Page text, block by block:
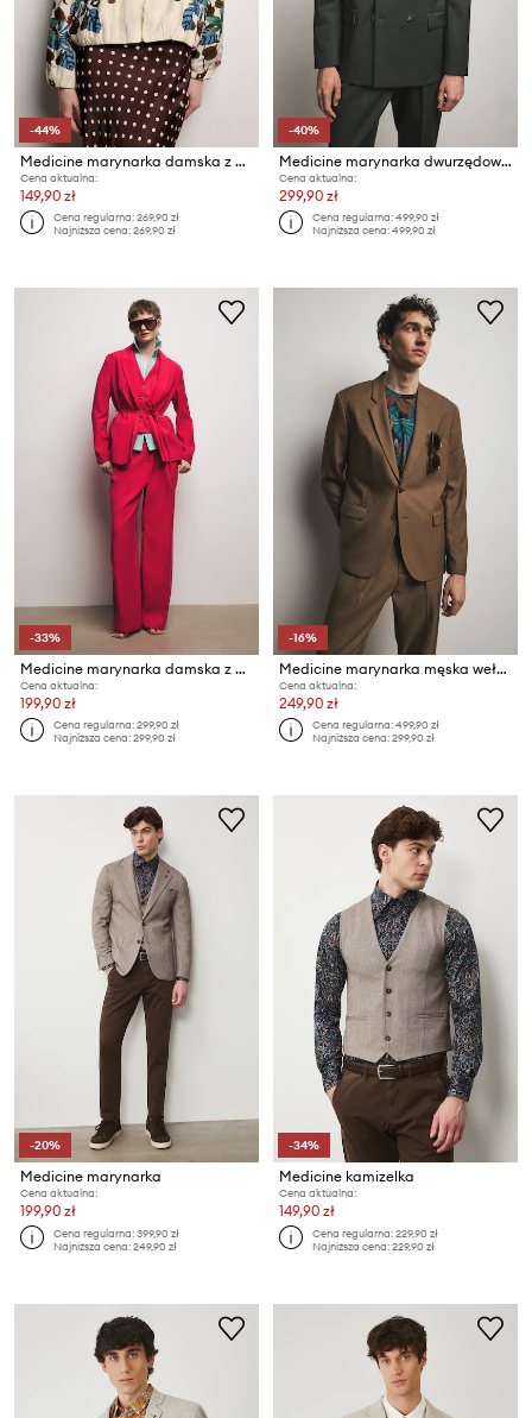
-44%
Medicine marynarka damska z wiskozy
Cena aktualna:
149,90 zł
Cena regularna:269,90 zł
Najniższa cena:269,90 zł
-40%
Medicine marynarka dwurzędowa męska z dodatkiem wełny
Cena aktualna:
299,90 zł
Cena regularna:499,90 zł
Najniższa cena:499,90 zł
-33%
Medicine marynarka damska z wiskozą
Cena aktualna:
199,90 zł
Cena regularna:299,90 zł
Najniższa cena:299,90 zł
-16%
Medicine marynarka męska wełniana
Cena aktualna:
249,90 zł
Cena regularna:499,90 zł
Najniższa cena:299,90 zł
-20%
Medicine marynarka
Cena aktualna:
199,90 zł
Cena regularna:399,90 zł
Najniższa cena:249,90 zł
-34%
Medicine kamizelka
Cena aktualna:
149,90 zł
Cena regularna:229,90 zł
Najniższa cena:229,90 zł